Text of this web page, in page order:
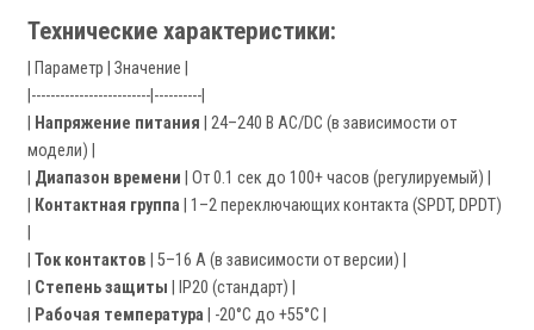
Технические характеристики:
| Параметр | Значение |
|-------------------------|----------|
Напряжение питания | 24–240 В AC/DC (в зависимости от
модели) |
Диапазон времени | От 0.1 сек до 100+ часов (регулируемый) |
Контактная группа | 1–2 переключающих контакта (SPDT, DPDT)
Ток контактов | 5–16 А (в зависимости от версии) |
Степень защиты | IP20 (стандарт) |
Рабочая температура | -20°C до +55°C |